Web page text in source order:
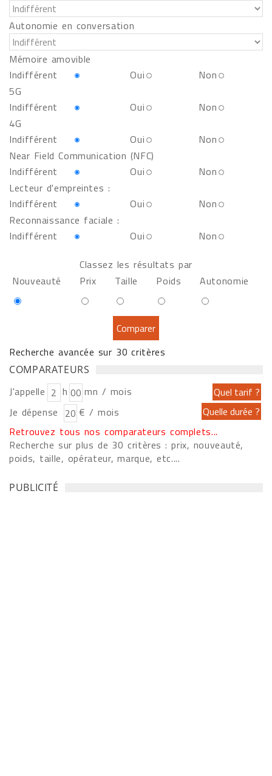
Autonomie en conversation
Mémoire amovible
Indifférent
Oui
Non
5G
Indifférent
Oui
Non
4G
Indifférent
Oui
Non
Near Field Communication (NFC)
Indifférent
Oui
Non
Lecteur d'empreintes :
Indifférent
Oui
Non
Reconnaissance faciale :
Indifférent
Oui
Non
Classez les résultats par
Nouveauté
Prix Taille Poids Autonomie
Recherche avancée sur 30 critères
COMPARATEURS
J'appelle h
mn / mois
Je dépense
€ / mois
Retrouvez tous nos comparateurs complets...
Recherche sur plus de 30 critères : prix, nouveauté,
poids, taille, opérateur, marque, etc....
PUBLICITÉ